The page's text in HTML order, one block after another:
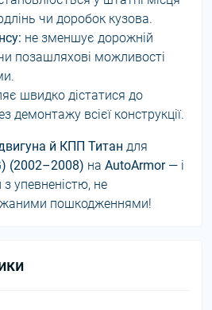
чи доробок кузова.
не зменшує дорожній
позашляхові можливості
швидко дістатися до
демонтажу всієї конструкції.
й КПП Титан для
(2002–2008) на AutoArmor— і
упевненістю, не
пошкодженнями!